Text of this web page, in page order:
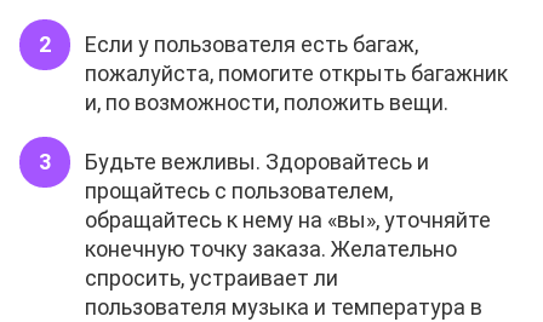
Если у пользователя есть багаж,
пожалуйста, помогите открыть багажник
и, по возможности, положить вещи.
Будьте вежливы. Здоровайтесь и
прощайтесь с пользователем,
обращайтесь к нему на «вы», уточняйте
конечную точку заказа. Желательно
спросить, устраивает ли
пользователя музыка и температура в